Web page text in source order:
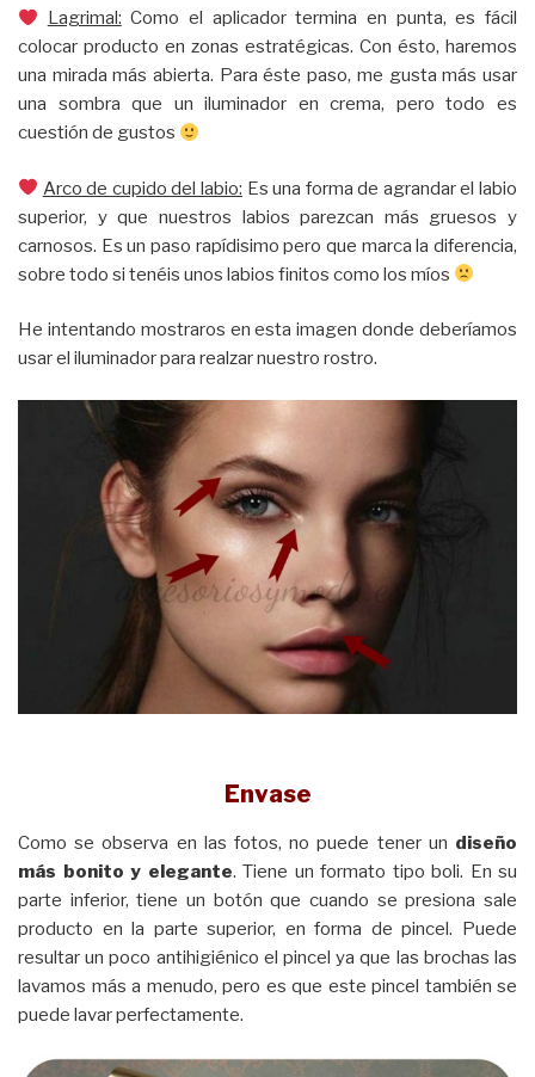
Lagrimal: Como el aplicador termina en punta, es fácil
colocar producto en zonas estratégicas. Con ésto, haremos
una mirada más abierta. Para éste paso, me gusta más usar
una sombra que un iluminador en crema, pero todo es
cuestión de gustos
Arco de cupido del labio: Es una forma de agrandar el labio
superior, y que nuestros labios parezcan más gruesos y
carnosos. Es un paso rapídisimo pero que marca la diferencia,
sobre todo si tenéis unos labios finitos como los míos
He intentando mostraros en esta imagen donde deberíamos
usar el iluminador para realzar nuestro rostro.
Envase
Como se observa en las fotos, no puede tener un diseño
más bonito y elegante. Tiene un formato tipo boli. En su
parte inferior, tiene un botón que cuando se presiona sale
producto en la parte superior, en forma de pincel. Puede
resultar un poco antihigiénico el pincel ya que las brochas las
lavamos más a menudo, pero es que este pincel también se
puede lavar perfectamente.